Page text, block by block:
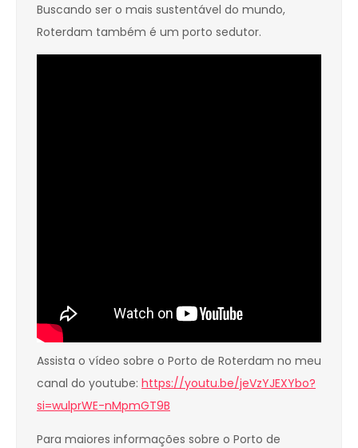
Buscando ser o mais sustentável do mundo,
Roterdam também é um porto sedutor.
Assista o vídeo sobre o Porto de Roterdam no meu
canal do youtube: https://youtu.be/jeVzYJEXYbo?
si=wulprWE-nMpmGT9B
Para maiores informações sobre o Porto de